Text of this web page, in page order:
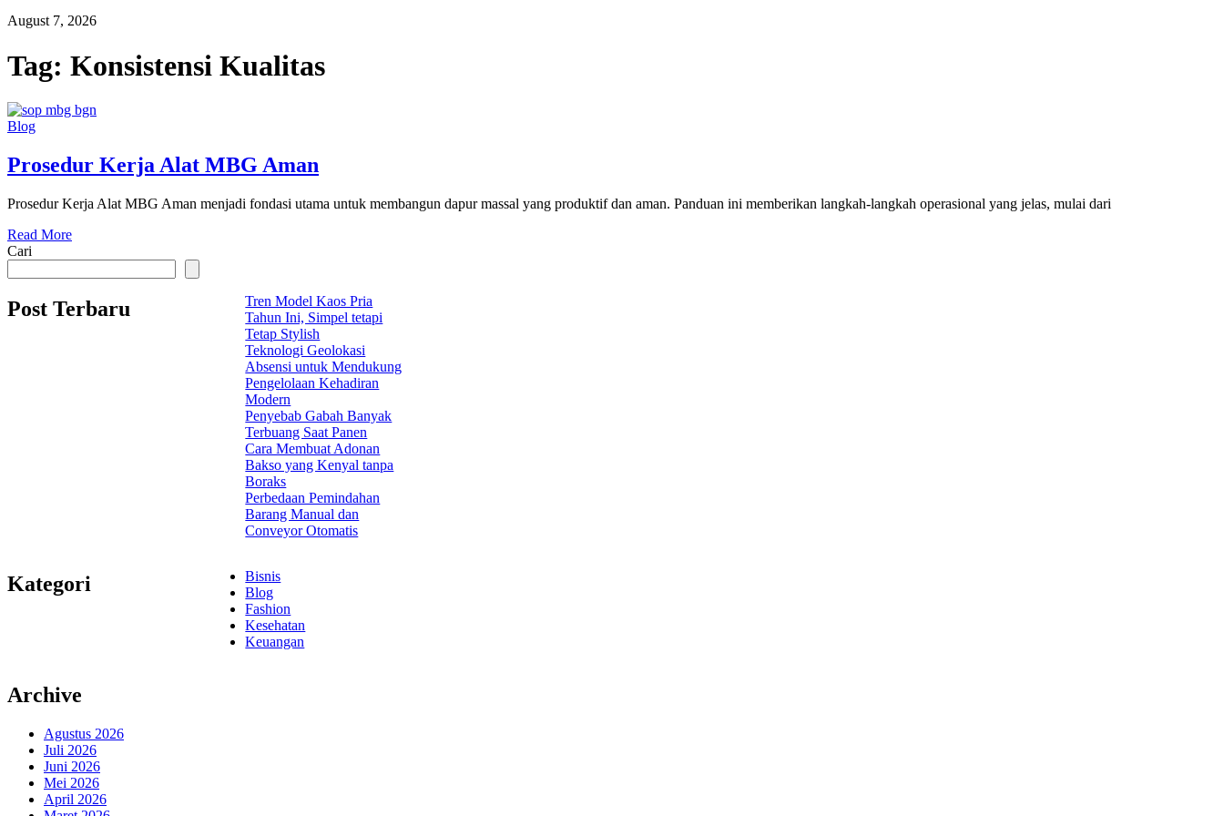
August 7, 2026
Tag: Konsistensi Kualitas
Blog
Prosedur Kerja Alat MBG Aman
Prosedur Kerja Alat MBG Aman menjadi fondasi utama untuk membangun dapur massal yang produktif dan aman. Panduan ini memberikan langkah-langkah operasional yang jelas, mulai dari
Read More
Cari
Post Terbaru
Tren Model Kaos Pria
Tahun Ini, Simpel tetapi
Tetap Stylish
Teknologi Geolokasi
Absensi untuk Mendukung
Pengelolaan Kehadiran
Modern
Penyebab Gabah Banyak
Terbuang Saat Panen
Cara Membuat Adonan
Bakso yang Kenyal tanpa
Boraks
Perbedaan Pemindahan
Barang Manual dan
Conveyor Otomatis
Kategori
Bisnis
Blog
Fashion
Kesehatan
Keuangan
Archive
Agustus 2026
Juli 2026
Juni 2026
Mei 2026
April 2026